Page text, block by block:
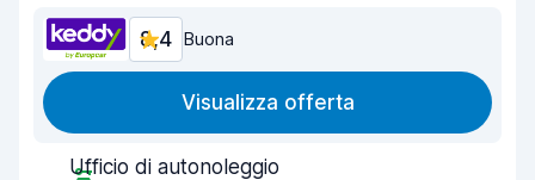
8,4 Buona
Visualizza offerta
Ufficio di autonoleggio